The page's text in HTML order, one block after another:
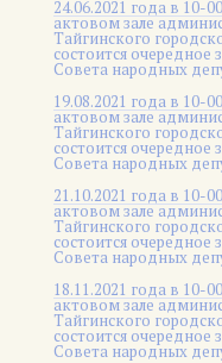
24.06.2021 года в 10-
актовом зале
Тайгинского
состоится очередное
Совета народных
19.08.2021 года в 10-
актовом зале
Тайгинского
состоится очередное
Совета народных
21.10.2021 года в 10-
актовом зале
Тайгинского
состоится очередное
Совета народных
18.11.2021 года в 10-
актовом зале
Тайгинского
состоится очередное
Совета народных